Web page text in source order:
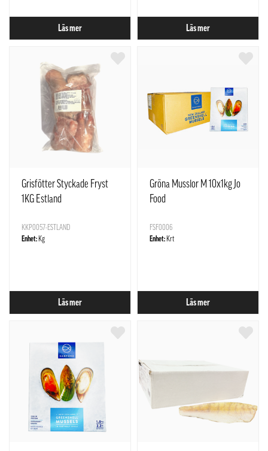
Läs mer Läs mer
Grisfötter Styckade Fryst
1KG Estland
KKP0057-ESTLAND
Enhet: Kg
Läs mer
Gröna Musslor M 10x1kg Jo
Food
FSF0006
Enhet: Krt
Läs mer